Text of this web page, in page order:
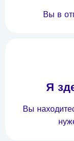
Вы в
Я
Вы